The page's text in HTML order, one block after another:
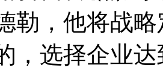
勒，他将战
，选择企业